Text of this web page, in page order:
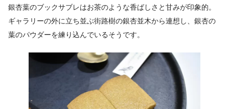
銀杏葉のブックサブレはお茶のような香ばしさと甘みが印象的。
ギャラリーの外に立ち並ぶ街路樹の銀杏並木から連想し、銀杏の
葉のパウダーを練り込んでいるそうです。